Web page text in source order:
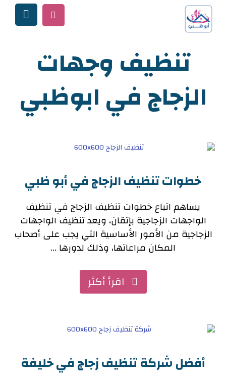
تنظيف وجهات
الزجاج في ابوظبي
خطوات تنظيف الزجاج في أبو ظبي
يساهم اتباع خطوات تنظيف الزجاج في تنظيف
الواجهات الزجاجية بإتقان، ويعد تنظيف الواجهات
الزجاجية من الأمور الأساسية التي يجب على أصحاب
المكان مراعاتها، وذلك لدورها ...
اقرأ أكثر
أفضل شركة تنظيف زجاج في خليفة